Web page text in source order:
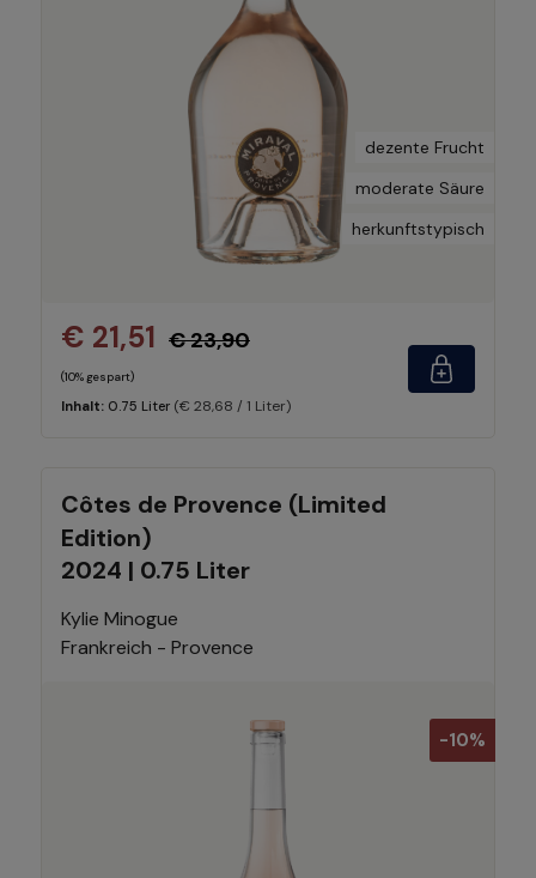
dezente Frucht
moderate Säure
herkunftstypisch
€ 21,51 € 23,90
(10% gespart)
Inhalt: 0.75 Liter (€ 28,68 / 1 Liter)
Côtes de Provence (Limited
Edition)
2024 | 0.75 Liter
Kylie Minogue
Frankreich - Provence
-10%